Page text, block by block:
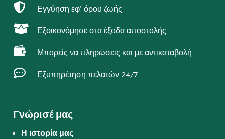
 Εγγύηση εφ’ όρου ζωής
 Εξοικονόμησε στα έξοδα αποστολής
 Μπορείς να πληρώσεις και με αντικαταβολή
 Εξυπηρέτηση πελατών 24/7
Γνώρισέ μας
Η ιστορία μας